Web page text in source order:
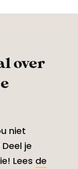
over
niet
je
Lees de